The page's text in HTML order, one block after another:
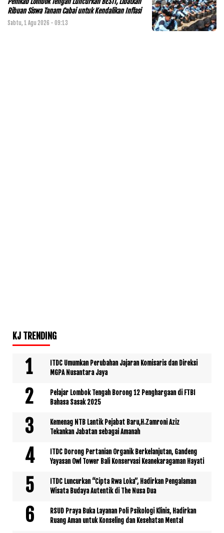
Ribuan Siswa Tanam Cabai untuk Kendalikan Inflasi
Sabtu, 1 Agu 2026 - 09:13
KJ TRENDING
ITDC Umumkan Perubahan Jajaran Komisaris dan Direksi
MGPA Nusantara Jaya
Pelajar Lombok Tengah Borong 12 Penghargaan di FTBI
Bahasa Sasak 2025
Kemenag NTB Lantik Pejabat Baru,H.Zamroni Aziz
Tekankan Jabatan sebagai Amanah
ITDC Dorong Pertanian Organik Berkelanjutan, Gandeng
Yayasan Owl Tower Bali Konservasi Keanekaragaman Hayati
ITDC Luncurkan “Cipta Rwa Loka”, Hadirkan Pengalaman
Wisata Budaya Autentik di The Nusa Dua
RSUD Praya Buka Layanan Poli Psikologi Klinis, Hadirkan
Ruang Aman untuk Konseling dan Kesehatan Mental